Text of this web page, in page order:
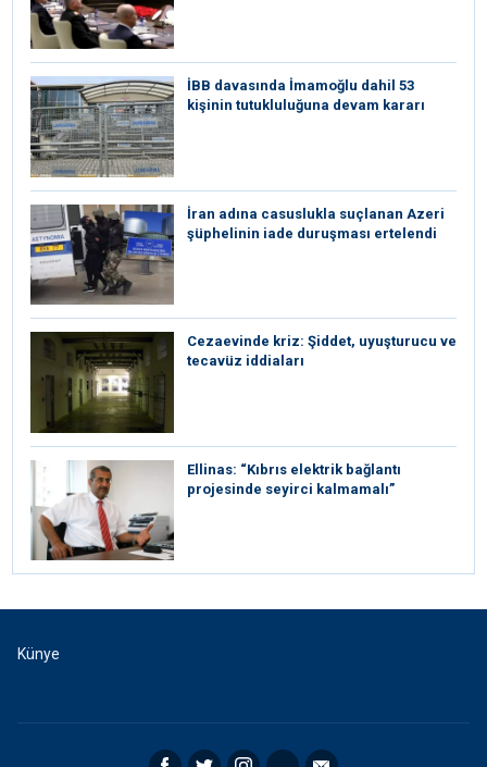
İBB davasında İmamoğlu dahil 53
kişinin tutukluluğuna devam kararı
İran adına casuslukla suçlanan Azeri
şüphelinin iade duruşması ertelendi
Cezaevinde kriz: Şiddet, uyuşturucu ve
tecavüz iddiaları
Ellinas: “Kıbrıs elektrik bağlantı
projesinde seyirci kalmamalı”
Künye